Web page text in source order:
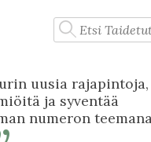
uusia rajapintoja,
ja syventää
numeron